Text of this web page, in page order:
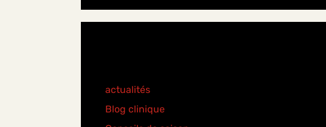
actualités(77)
Blog clinique(25)